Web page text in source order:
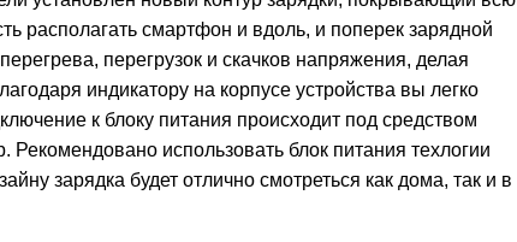
располагать смартфон и вдоль, и поперек зарядной
перегрузок и скачков напряжения, делая
индикатору на корпусе устройства вы легко
к блоку питания происходит под средством
использовать блок питания техлогии
зарядка будет отлично смотреться как дома, так и в